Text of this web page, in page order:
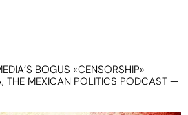
BOGUS «CENSORSHIP»
THE MEXICAN POLITICS PODCAST —